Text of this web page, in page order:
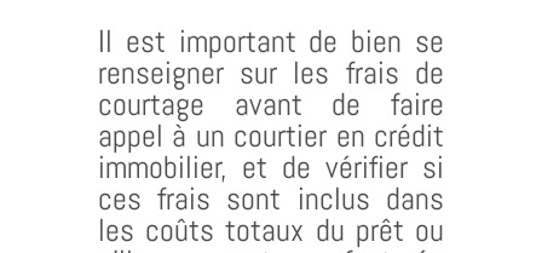
Il est important de bien se
renseigner sur les frais de
courtage avant de faire
appel à un courtier en crédit
immobilier, et de vérifier si
ces frais sont inclus dans
les coûts totaux du prêt ou